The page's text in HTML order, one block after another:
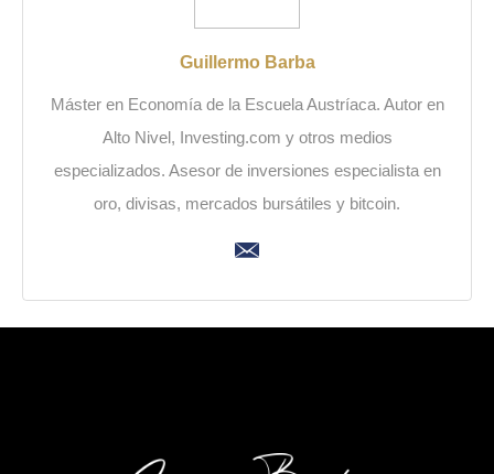
Guillermo Barba
Máster en Economía de la Escuela Austríaca. Autor en
Alto Nivel, Investing.com y otros medios
especializados. Asesor de inversiones especialista en
oro, divisas, mercados bursátiles y bitcoin.